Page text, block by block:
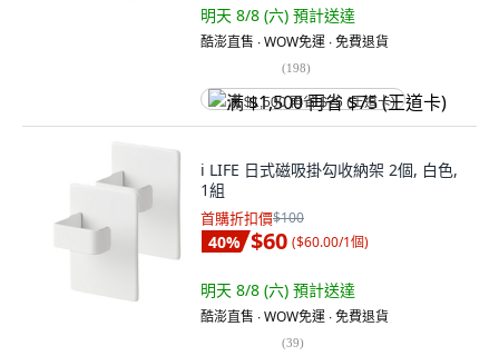
明天 8/8 (六) 預計送達
酷澎直售 ∙ WOW免運 ∙ 免費退貨
(198)
满 $1,500 再省 $75 (王道卡)
i LIFE 日式磁吸掛勾收納架 2個, 白色,
1組
首購折扣價$100
40% $60 ($60.00/1個)
明天 8/8 (六) 預計送達
酷澎直售 ∙ WOW免運 ∙ 免費退貨
(39)